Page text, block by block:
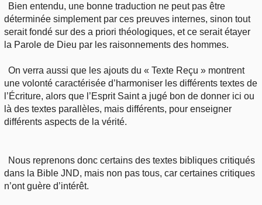
Bien entendu, une bonne traduction ne peut pas être
déterminée simplement par ces preuves internes, sinon tout
serait fondé sur des a priori théologiques, et ce serait étayer
la Parole de Dieu par les raisonnements des hommes.
On verra aussi que les ajouts du « Texte Reçu » montrent
une volonté caractérisée d’harmoniser les différents textes de
l’Écriture, alors que l’Esprit Saint a jugé bon de donner ici ou
là des textes parallèles, mais différents, pour enseigner
différents aspects de la vérité.
Nous reprenons donc certains des textes bibliques critiqués
dans la Bible JND, mais non pas tous, car certaines critiques
n’ont guère d’intérêt.